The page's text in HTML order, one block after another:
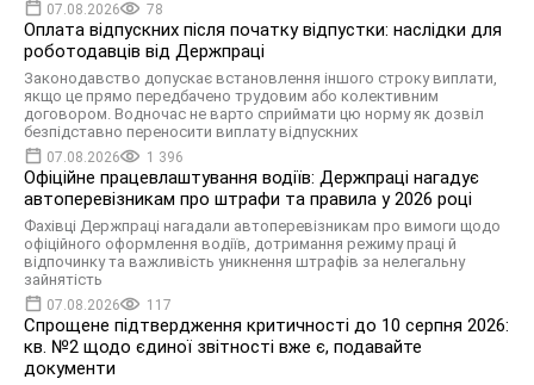
07.08.2026 78
Оплата відпускних після початку відпустки: наслідки для
роботодавців від Держпраці
Законодавство допускає встановлення іншого строку виплати,
якщо це прямо передбачено трудовим або колективним
договором. Водночас не варто сприймати цю норму як дозвіл
безпідставно переносити виплату відпускних
07.08.2026 1 396
Офіційне працевлаштування водіїв: Держпраці нагадує
автоперевізникам про штрафи та правила у 2026 році
Фахівці Держпраці нагадали автоперевізникам про вимоги щодо
офіційного оформлення водіїв, дотримання режиму праці й
відпочинку та важливість уникнення штрафів за нелегальну
зайнятість
07.08.2026 117
Спрощене підтвердження критичності до 10 серпня 2026:
кв. №2 щодо єдиної звітності вже є, подавайте
документи